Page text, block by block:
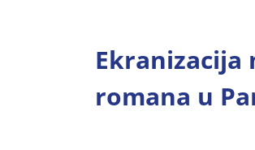
Ekranizacija
romana u